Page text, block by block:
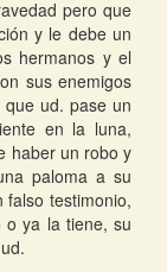
pero que
y le debe un
hermanos y el
sus enemigos
ud. pase un
en la luna,
haber un robo y
paloma a su
testimonio,
o ya la tiene, su